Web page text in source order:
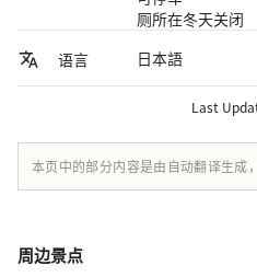
厕所在冬天关闭
语言
日本語
Last
本页中的部分内容是由自动翻译生成
周边景点